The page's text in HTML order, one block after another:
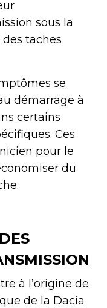
sous la
taches
se
démarrage à
certains
Ces
pour le
du
à l’origine de
de la Dacia